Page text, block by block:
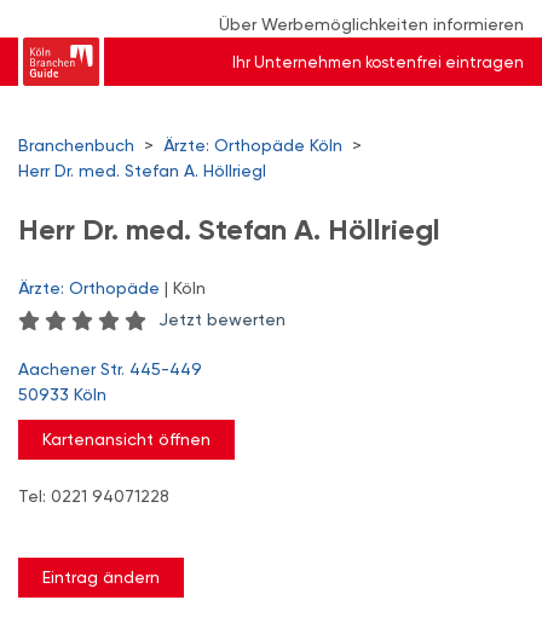
Über Werbemöglichkeiten informieren
Ihr Unternehmen kostenfrei eintragen
Branchenbuch > Ärzte: Orthopäde Köln
>
Herr Dr. med. Stefan A. Höllriegl
Herr Dr. med. Stefan A. Höllriegl
Ärzte: Orthopäde | Köln
Jetzt bewerten
Aachener Str. 445-449
50933 Köln
Kartenansicht öffnen
Tel: 0221 94071228
Eintrag ändern